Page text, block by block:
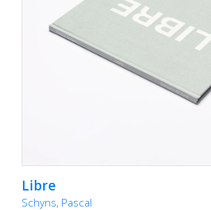
Libre
Schyns, Pascal